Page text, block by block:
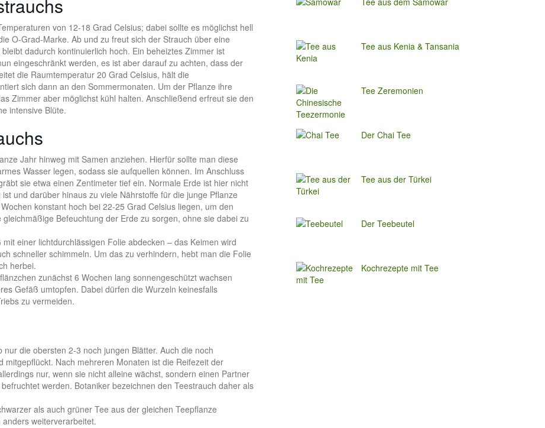
von 12-18 Grad Celsius; dabei sollte es möglichst hell
O-Grad-Marke. Ab und zu freut sich der Strauch über eine
dadurch kontinuierlich hoch. Ein beheiztes Zimmer ist
eingeschränkt werden, es ist aber darauf zu achten, dass der
die Raumtemperatur 20 Grad Celsius, hält die
sich dann an den Sommermonaten. Um der Pflanze ihre
Zimmer aber möglichst kühl halten. Anschließend erfreut sie den
intensive Blüte.
Jahr hinweg mit Samen anziehen. Hierfür sollte man diese
Wasser legen, sodass sie aufquellen können. Im Anschluss
sie etwa einen Zentimeter tief ein. Normale Erde ist hier nicht
und darüber hinaus zu viele Nährstoffe für die junge Pflanze
konstant hoch bei 22-25 Grad Celsius liegen, um den
Befeuchtung der Erde zu sorgen, ohne sie dabei zu
einer lichtdurchlässigen Folie abdecken – das Keimen wird
schneller schimmeln. Um das zu verhindern, hebt man die Folie
herbei.
zunächst 6 Wochen lang sonnengeschützt wachsen
Gefäß umtopfen. Dabei dürfen die Wurzeln keinesfalls
zu vermeiden.
die obersten 2-3 noch jungen Blätter. Auch die noch
mitgepflückt. Nach mehreren Monaten ist die Reifezeit der
nur, wenn sie nicht alleine wächst, sondern einen Partner
werden. Botaniker bezeichnen den Teestrauch daher als
als auch grüner Tee aus der gleichen Teepflanze
weiterverarbeitet.
Tee aus Kenia & Tansania
Tee Zeremonien
Der Chai Tee
Tee aus der Türkei
Der Teebeutel
Kochrezepte mit Tee